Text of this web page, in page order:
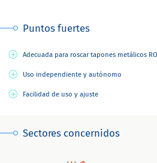
Puntos fuertes
Adecuada para roscar tapones metálicos
Uso independiente y autónomo
Facilidad de uso y ajuste
Sectores concernidos